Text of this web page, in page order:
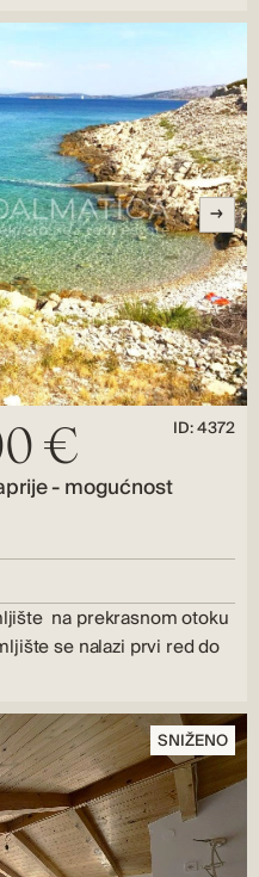
€ ID: 4372
- mogućnost
na prekrasnom otoku
se nalazi prvi red do
SNIŽENO